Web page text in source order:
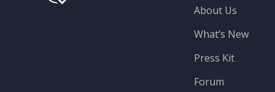
About Us
What’s New
Press Kit
Forum